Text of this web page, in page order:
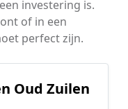
investering is.
of in een
perfect zijn.
Oud Zuilen